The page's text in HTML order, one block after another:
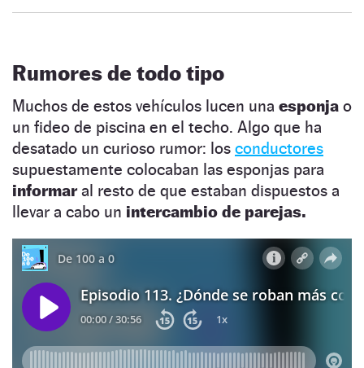
Rumores de todo tipo
Muchos de estos vehículos lucen una esponja o
un fideo de piscina en el techo. Algo que ha
desatado un curioso rumor: los conductores
supuestamente colocaban las esponjas para
informaral resto de que estaban dispuestos a
llevar a cabo un intercambio de parejas.